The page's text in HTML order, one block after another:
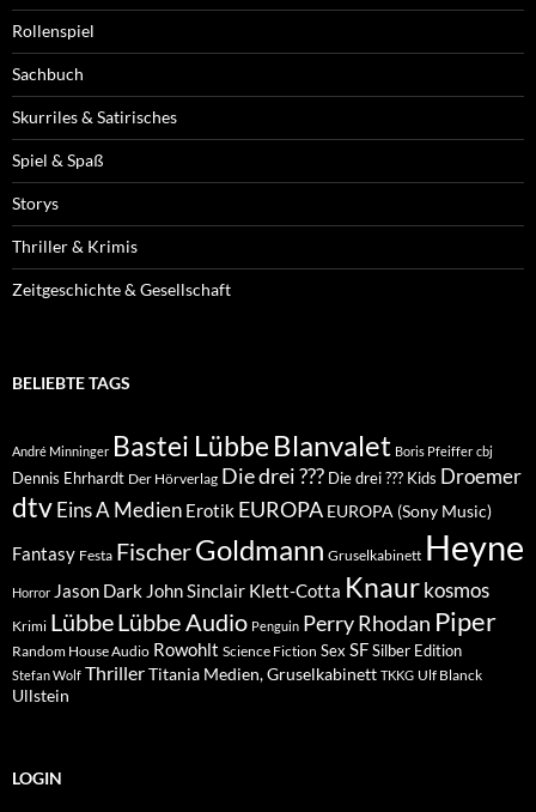
Rollenspiel
Sachbuch
Skurriles & Satirisches
Spiel & Spaß
Storys
Thriller & Krimis
Zeitgeschichte & Gesellschaft
BELIEBTE TAGS
André Minninger Bastei Lübbe Blanvalet Boris Pfeiffer cbj
Dennis Ehrhardt Der Hörverlag Die drei ??? Die drei ??? Kids Droemer
dtvEins A Medien Erotik EUROPA EUROPA (Sony Music)
Fantasy Festa FischerGoldmann Gruselkabinett Heyne
Horror Jason Dark John Sinclair Klett-Cotta Knaur kosmos
Krimi LübbeLübbe Audio Penguin Perry Rhodan Piper
Random House Audio Rowohlt Science Fiction Sex SFSilber Edition
Stefan Wolf ThrillerTitania Medien, Gruselkabinett TKKG Ulf Blanck
Ullstein
LOGIN